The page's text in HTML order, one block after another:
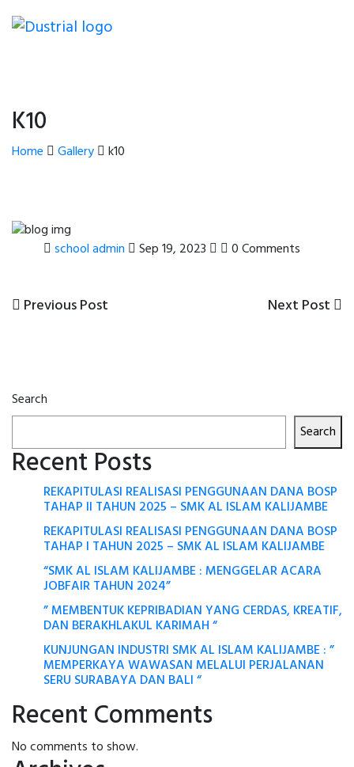
K10
Home Gallery k10
school admin Sep 19, 2023 0 Comments
Post
Previous
Previous Post
Next
Next Post
Search
Search
Recent Posts
REKAPITULASI REALISASI PENGGUNAAN DANA BOSP
TAHAP II TAHUN 2025 – SMK AL ISLAM KALIJAMBE
REKAPITULASI REALISASI PENGGUNAAN DANA BOSP
TAHAP I TAHUN 2025 – SMK AL ISLAM KALIJAMBE
“SMK AL ISLAM KALIJAMBE : MENGGELAR ACARA
JOBFAIR TAHUN 2024”
” MEMBENTUK KEPRIBADIAN YANG CERDAS, KREATIF,
DAN BERAKHLAKUL KARIMAH “
KUNJUNGAN INDUSTRI SMK AL ISLAM KALIJAMBE : ”
MEMPERKAYA WAWASAN MELALUI PERJALANAN
SERU SURABAYA DAN BALI “
Recent Comments
No comments to show.